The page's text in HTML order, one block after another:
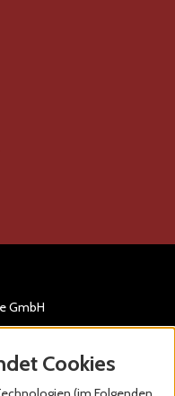
GmbH
Cookies